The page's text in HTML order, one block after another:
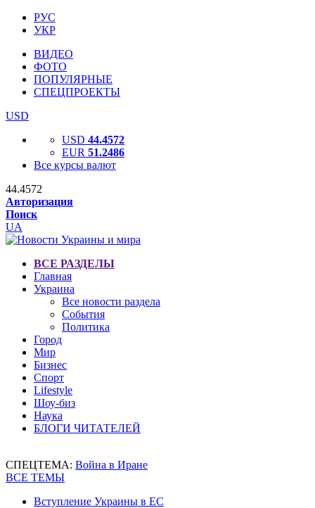
РУС
УКР
ВИДЕО
ФОТО
ПОПУЛЯРНЫЕ
СПЕЦПРОЕКТЫ
USD
USD 44.4572
EUR 51.2486
Все курсы валют
44.4572
Авторизация
Поиск
UA
ВСЕ РАЗДЕЛЫ
Главная
Украина
Все новости раздела
События
Политика
Город
Мир
Бизнес
Спорт
Lifestyle
Шоу-биз
Наука
БЛОГИ ЧИТАТЕЛЕЙ
СПЕЦТЕМА: Война в Иране
ВСЕ ТЕМЫ
Вступление Украины в ЕС